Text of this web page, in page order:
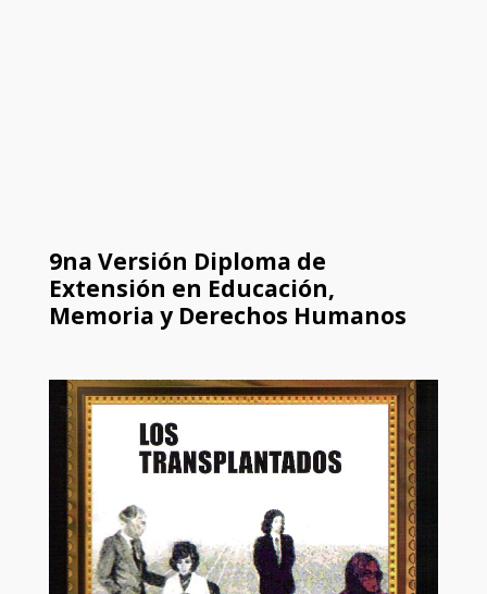
9na Versión Diploma de
Extensión en Educación,
Memoria y Derechos Humanos